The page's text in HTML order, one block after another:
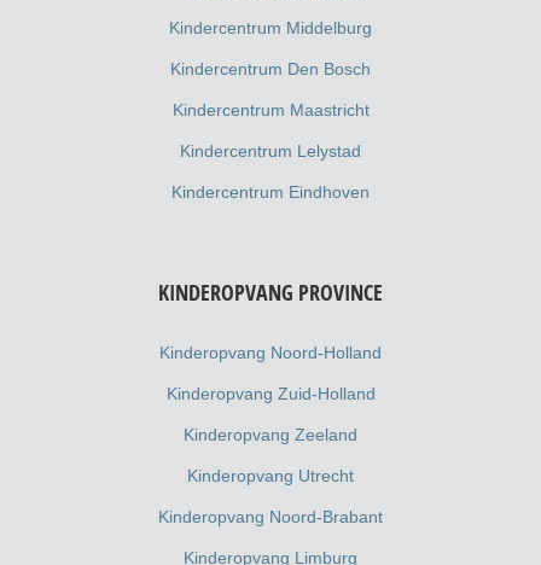
Kindercentrum Middelburg
Kindercentrum Den Bosch
Kindercentrum Maastricht
Kindercentrum Lelystad
Kindercentrum Eindhoven
KINDEROPVANG PROVINCE
Kinderopvang Noord-Holland
Kinderopvang Zuid-Holland
Kinderopvang Zeeland
Kinderopvang Utrecht
Kinderopvang Noord-Brabant
Kinderopvang Limburg